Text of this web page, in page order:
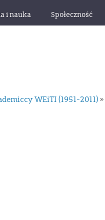
i nauka Społeczność
WEiTI (1951-2011) »